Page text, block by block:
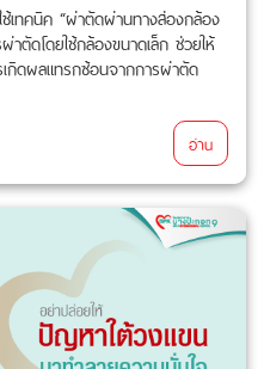
เทคนิค “ผ่าตัดผ่านทางส่องกล้อง
าตัดโดยใช้กล้องขนาดเล็ก ช่วยให้
กิดผลแทรกซ้อนจากการผ่าตัด
อ่าน